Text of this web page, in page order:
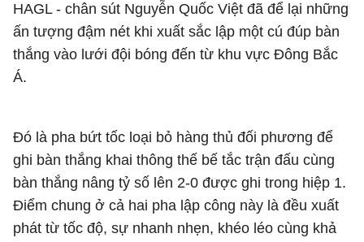
HAGL - chân sút Nguyễn Quốc Việt đã để lại những
ấn tượng đậm nét khi xuất sắc lập một cú đúp bàn
thắng vào lưới đội bóng đến từ khu vực Đông Bắc
Á.
Đó là pha bứt tốc loại bỏ hàng thủ đối phương để
ghi bàn thắng khai thông thế bế tắc trận đấu cùng
bàn thắng nâng tỷ số lên 2-0 được ghi trong hiệp 1.
Điểm chung ở cả hai pha lập công này là đều xuất
phát từ tốc độ, sự nhanh nhẹn, khéo léo cùng khả